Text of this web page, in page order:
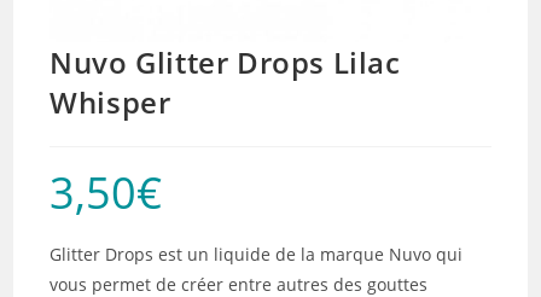
Nuvo Glitter Drops Lilac
Whisper
3,50€
Glitter Drops est un liquide de la marque Nuvo qui
vous permet de créer entre autres des gouttes